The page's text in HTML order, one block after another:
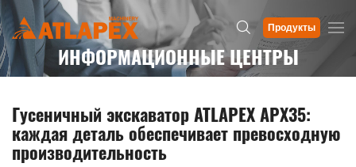
Продукты
ИНФОРМАЦИОННЫЕ ЦЕНТРЫ
Гусеничный экскаватор ATLAPEX APX35:
каждая деталь обеспечивает превосходную
производительность